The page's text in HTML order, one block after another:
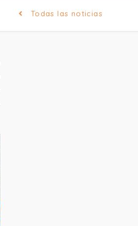
Todas las noticias